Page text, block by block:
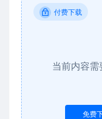
付费下载
当前内容需
免费